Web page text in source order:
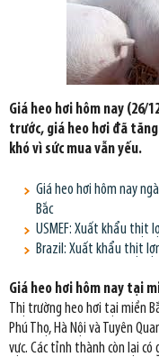
Giá heo hơi hôm nay (26/
trước, giá heo hơi đã
khó vì sức mua vẫn yếu.
Giá heo hơi hôm nay
Bắc
USMEF: Xuất khẩu thịt
Brazil: Xuất khẩu thịt
Giá heo hơi hôm nay tại
Thị trường heo hơi tại miền
Phú Thọ, Hà Nội và Tuyên
vực. Các tỉnh thành còn lại có